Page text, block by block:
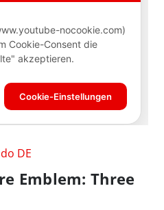
DE
Emblem: Three